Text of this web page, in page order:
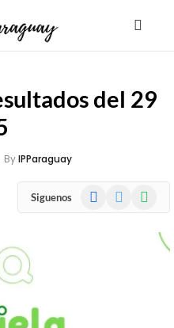
del 29
ByIPParaguay
Siguenos Facebook